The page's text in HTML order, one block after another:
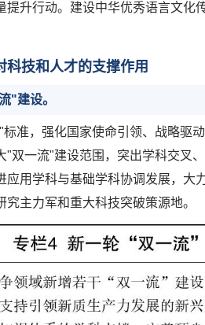
提升行动。建设中华优秀语言文化
科技和人才的支撑作用
"建设。
准，强化国家使命引领、战略驱
"双一流"建设范围，突出学科交叉
应用学科与基础学科协调发展，大
主力军和重大科技突破策源地。